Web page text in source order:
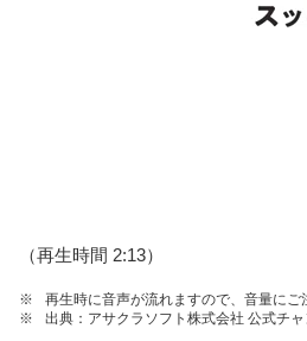
（再生時間 2:13）
※
再生時に音声が流れますので、音量にご
※
出典：アサクラソフト株式会社 公式チャ